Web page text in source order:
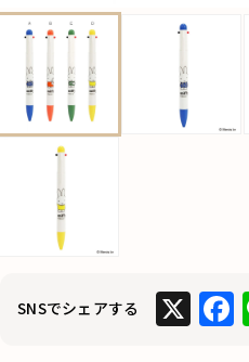
SNSでシェアする X